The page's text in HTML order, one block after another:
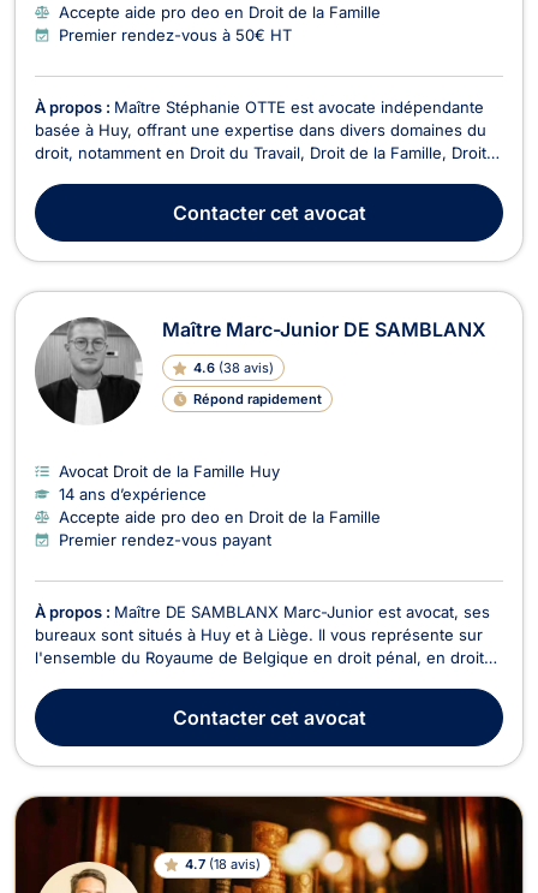
Accepte aide pro deo en Droit de la Famille
Premier rendez-vous à 50€ HT
À propos : Maître Stéphanie OTTE est avocate indépendante
basée à Huy, offrant une expertise dans divers domaines du
droit, notamment en Droit du Travail, Droit de la Famille, Droit
Successions, Divorce, Droit de la Sécurité Sociale, Droit du
Voisinage, Dommage Corporel et Respo...
Contactercet avocat
Maître Marc-Junior DE SAMBLANX
4.6 (38 avis)
Répond rapidement
Avocat Droit de la Famille Huy
14 ans d’expérience
Accepte aide pro deo en Droit de la Famille
Premier rendez-vous payant
À propos : Maître DE SAMBLANX Marc-Junior est avocat, ses
bureaux sont situés à Huy et à Liège. Il vous représente sur
l'ensemble du Royaume de Belgique en droit pénal, en droit
jeunesse ou droit des mineurs et en droit civil. En droit pénal,
cet avocat vous assistera...
Contactercet avocat
4.7 (18 avis)